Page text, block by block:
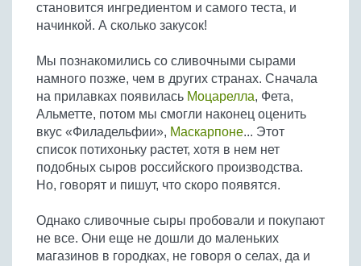
становится ингредиентом и самого теста, и
начинкой. А сколько закусок!
Мы познакомились со сливочными сырами
намного позже, чем в других странах. Сначала
на прилавках появилась Моцарелла, Фета,
Альметте, потом мы смогли наконец оценить
вкус «Филадельфии», Маскарпоне... Этот
список потихоньку растет, хотя в нем нет
подобных сыров российского производства.
Но, говорят и пишут, что скоро появятся.
Однако сливочные сыры пробовали и покупают
не все. Они еще не дошли до маленьких
магазинов в городках, не говоря о селах, да и